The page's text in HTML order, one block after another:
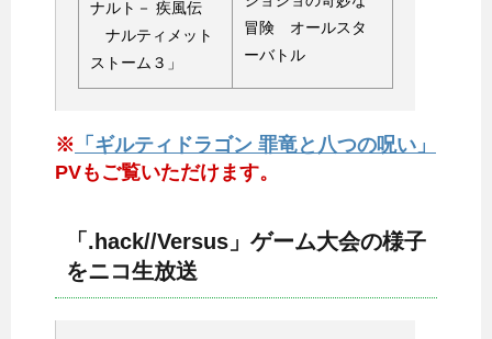
ナルト－ 疾風伝
ナルティメット
ストーム３」
冒険 オールスタ
ーバトル
※ 「ギルティドラゴン 罪竜と八つの呪い」
PVもご覧いただけます。
「.hack//Versus」ゲーム大会の様子
をニコ生放送